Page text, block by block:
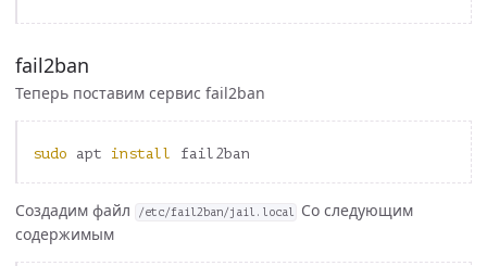
fail2ban
Теперь поставим сервис fail2ban
sudo apt install
Создадим файл /etc/fail2ban/jail.local
Со следующим
содержимым